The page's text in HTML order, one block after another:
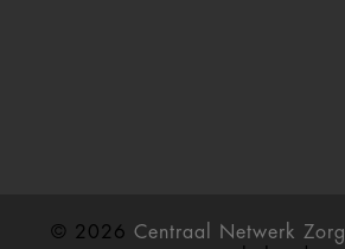
© 2026 Centraal Netwerk Zorg